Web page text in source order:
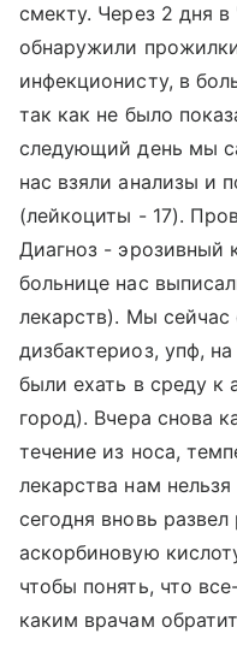
смекту. Через 2 дня
обнаружили
инфекционисту, в
так как не было
следующий день мы
нас взяли анализы и
(лейкоциты - 17).
Диагноз - эрозивный
больнице нас
лекарств). Мы сейчас
дизбактериоз, упф,
были ехать в среду к
город). Вчера снова
течение из носа,
лекарства нам
сегодня вновь
аскорбиновую
чтобы понять, что
каким врачам